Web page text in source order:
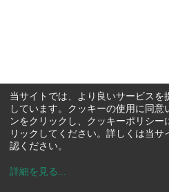
当サイトでは、より良いサービスを
しています。クッキーの使用に同
ンをクリックし、クッキーポリシー
リックしてください。詳しくは当サ
認ください。
詳細を見る ...